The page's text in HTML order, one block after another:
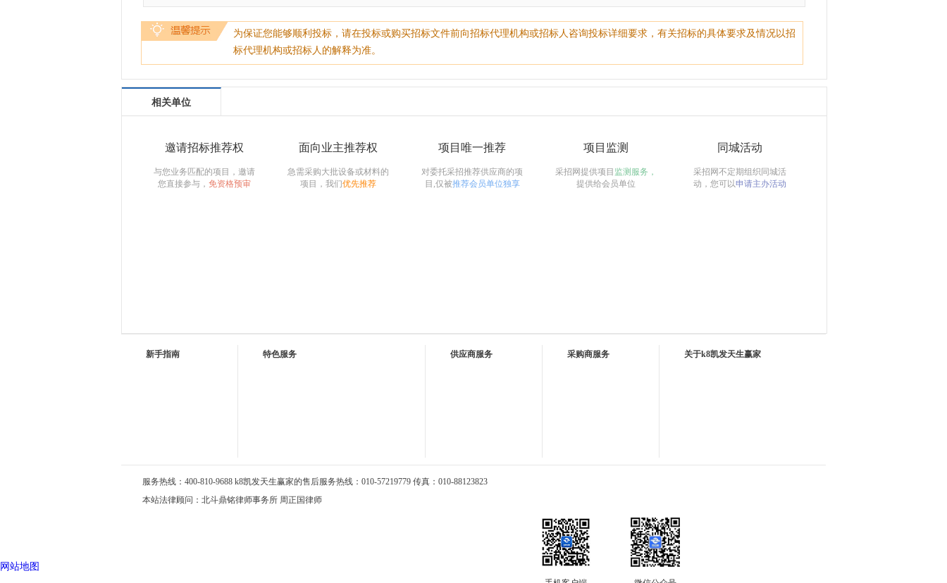
为保证您能够顺利投标，请在投标或购买招标文件前向招标代理机构或招标人咨询投标详细要求，有关招标的具体要求及情况以招
标代理机构或招标人的解释为准。
相关单位
邀请招标推荐权
与您业务匹配的项目，邀请
您直接参与， 免资格预审
面向业主推荐权
急需采购大批设备或材料的
项目，我们优先推荐
项目唯一推荐
对委托采招推荐供应商的项
目,仅被推荐会员单位独享
项目监测
采招网提供项目 监测服务，
提供给会员单位
同城活动
采招网不定期组织同城活
动，您可以申请主办活动
新手指南 特色服务 供应商服务 采购商服务 关于k8凯发天生赢家
服务热线：400-810-9688 k8凯发天生赢家的售后服务热线：010-57219779 传真：010-88123823
本站法律顾问：北斗鼎铭律师事务所 周正国律师
网站地图